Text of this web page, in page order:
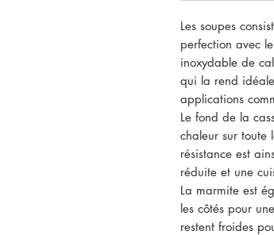
Les soupes
perfection avec
inoxydable de
qui la rend
applications
Le fond de la
chaleur sur toute
résistance est
réduite et une
La marmite est
les côtés pour
restent froides